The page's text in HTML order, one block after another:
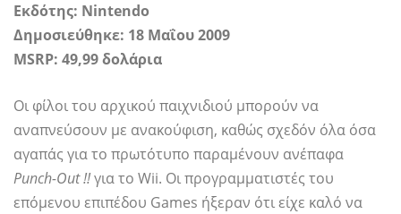
Εκδότης: Nintendo
Δημοσιεύθηκε: 18 Μαΐου 2009
MSRP: 49,99 δολάρια
Οι φίλοι του αρχικού παιχνιδιού μπορούν να
αναπνεύσουν με ανακούφιση, καθώς σχεδόν όλα όσα
αγαπάς για το πρωτότυπο παραμένουν ανέπαφα
Punch-Out !!για το Wii. Οι προγραμματιστές του
επόμενου επιπέδου Games ήξεραν ότι είχε καλό να